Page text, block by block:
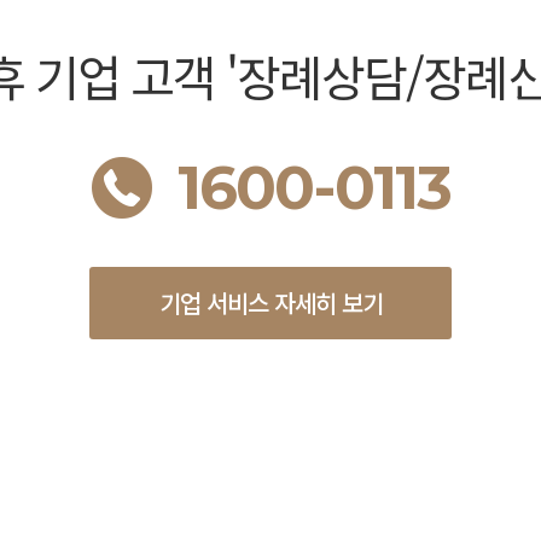
기업 고객 '장례상담/장례
1600-0113
기업 서비스 자세히 보기